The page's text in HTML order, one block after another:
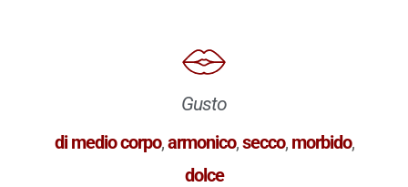
Gusto
di medio corpo,armonico,secco, morbido,
dolce